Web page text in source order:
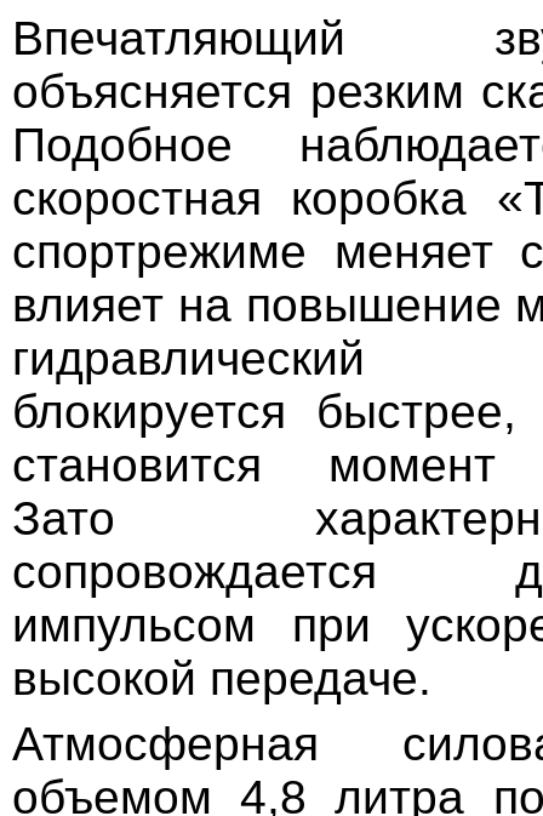
Впечатляющий
объясняется резким
Подобное
скоростная коробка
спортрежиме меняет
влияет на повышение
гидравлический
блокируется
становится момент
Зато
сопровождается
импульсом при
высокой передаче.
Атмосферная
объемом 4,8 литра